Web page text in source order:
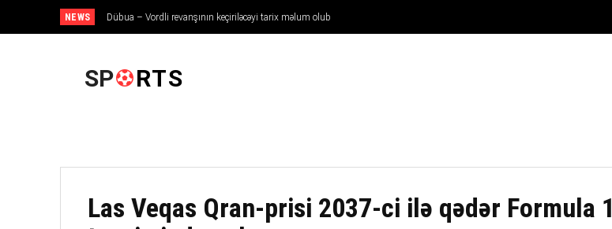
NEWS Dübua – Vordli revanşının keçiriləcəyi tarix məlum olub
SP RTS
Las Veqas Qran-prisi 2037-ci ilə qədər Formula 1